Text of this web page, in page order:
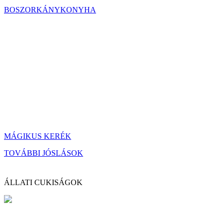
BOSZORKÁNYKONYHA
MÁGIKUS KERÉK
TOVÁBBI JÓSLÁSOK
ÁLLATI CUKISÁGOK